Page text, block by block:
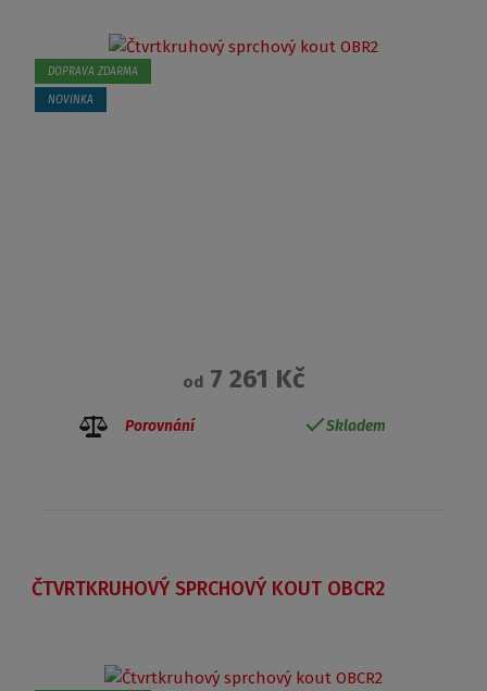
DOPRAVA ZDARMA
NOVINKA
od7 261 Kč
Porovnání Skladem
ČTVRTKRUHOVÝ SPRCHOVÝ KOUT OBCR2